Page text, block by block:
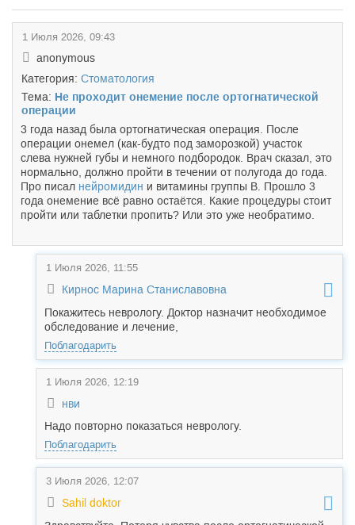
1 Июля 2026, 09:43
anonymous
Категория: Стоматология
Тема: Не проходит онемение после ортогнатической
операции
3 года назад была ортогнатическая операция. После
операции онемел (как-будто под заморозкой) участок
слева нужней губы и немного подбородок. Врач сказал, это
нормально, должно пройти в течении от полугода до года.
Про писал нейромидин и витамины группы В. Прошло 3
года онемение всё равно остаётся. Какие процедуры стоит
пройти или таблетки пропить? Или это уже необратимо.
1 Июля 2026, 11:55
Кирнос Марина Станиславовна
Покажитесь неврологу. Доктор назначит необходимое
обследование и лечение,
Поблагодарить
1 Июля 2026, 12:19
нви
Надо повторно показаться неврологу.
Поблагодарить
3 Июля 2026, 12:07
Sahil doktor